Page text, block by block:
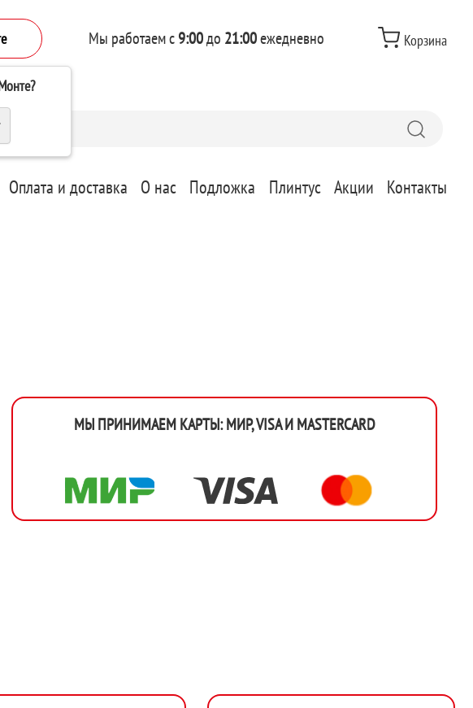
?
Мы работаем с 9:00до 21:00ежедневно Корзина
Оплата и доставка О нас Подложка Плинтус Акции Контакты
МЫ ПРИНИМАЕМ КАРТЫ: МИР, VISA И MASTERCARD